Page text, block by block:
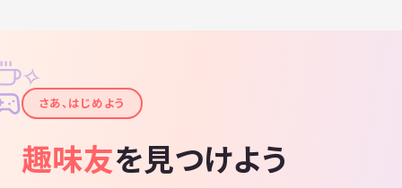
✦
✧
さあ、はじめよう
趣味友を見つけよう